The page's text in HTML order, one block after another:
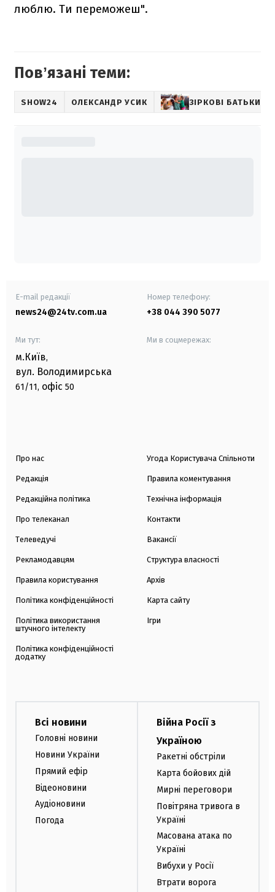
люблю. Ти переможеш".
Повʼязані теми:
SHOW24 ОЛЕКСАНДР УСИК ЗІРКОВІ БАТЬКИ
E-mail редакції
news24@24tv.com.ua
Номер телефону:
+38 044 390 5077
Ми тут:
м.Київ,
вул. Володимирська
61/11, офіс 50
Ми в соцмережах:
Про нас
Редакція
Редакційна політика
Про телеканал
Телеведучі
Рекламодавцям
Правила користування
Політика конфіденційності
Політика використання
штучного інтелекту
Політика конфіденційності
додатку
Угода Користувача Спільноти
Правила коментування
Технічна інформація
Контакти
Вакансії
Структура власності
Архів
Карта сайту
Ігри
Всі новини
Головні новини
Новини України
Прямий ефір
Відеоновини
Аудіоновини
Погода
Війна Росії з
Україною
Ракетні обстріли
Карта бойових дій
Мирні переговори
Повітряна тривога в
Україні
Масована атака по
Україні
Вибухи у Росії
Втрати ворога